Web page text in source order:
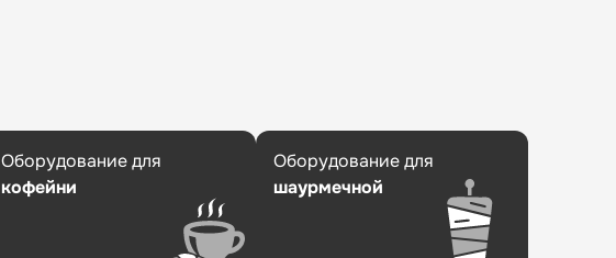
Оборудование для
кофейни
Оборудование для
шаурмечной